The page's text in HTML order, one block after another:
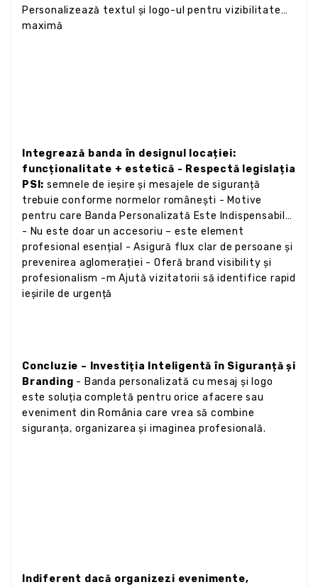
Personalizează textul și logo-ul pentru vizibilitate
maximă
Integrează banda în designul locației:
funcționalitate + estetică - Respectă legislația
PSI: semnele de ieșire și mesajele de siguranță
trebuie conforme normelor românești - Motive
pentru care Banda Personalizată Este Indispensabilă
- Nu este doar un accesoriu – este element
profesional esențial - Asigură flux clar de persoane și
prevenirea aglomerației - Oferă brand visibility și
profesionalism -m Ajută vizitatorii să identifice rapid
ieșirile de urgență
Concluzie – Investiția Inteligentă în Siguranță și
Branding - Banda personalizată cu mesaj și logo
este soluția completă pentru orice afacere sau
eveniment din România care vrea să combine
siguranța, organizarea și imaginea profesională.
Indiferent dacă organizezi evenimente,